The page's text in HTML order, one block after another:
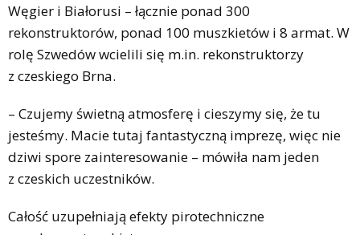
Węgier i Białorusi – łącznie ponad 300
rekonstruktorów, ponad 100 muszkietów i 8 armat. W
rolę Szwedów wcielili się m.in. rekonstruktorzy
z czeskiego Brna.
– Czujemy świetną atmosferę i cieszymy się, że tu
jesteśmy. Macie tutaj fantastyczną imprezę, więc nie
dziwi spore zainteresowanie – mówiła nam jeden
z czeskich uczestników.
Całość uzupełniają efekty pirotechniczne